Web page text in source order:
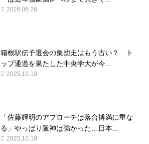
2026.06.26
箱根駅伝予選会の集団走はもう古い？ ト
ップ通過を果たした中央学大が今...
2025.10.19
「佐藤輝明のアプローチは落合博満に重な
る」やっぱり阪神は強かった…日本...
2025.10.18